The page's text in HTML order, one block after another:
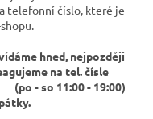
telefonní číslo, které je
hned, nejpozději
na tel. čísle
- so 11:00 - 19:00)